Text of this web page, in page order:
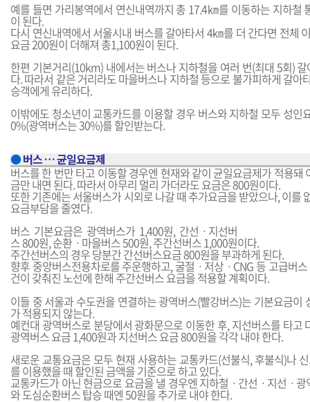
예를 들면 가리봉역에서 연신내역까지 총 17.4㎞를 이동하는 지하철
이 된다.
다시 연신내역에서 서울시내 버스를 갈아타서 4㎞를 더 간다면 전체
요금 200원이 더해져 총1,100원이 된다.
한편 기본거리(10km) 내에서는 버스나 지하철을 여러 번(최대 5회)
다. 따라서 같은 거리라도 마을버스나 지하철 등으로 불가피하게 갈아
승객에게 유리하다.
이밖에도 청소년이 교통카드를 이용할 경우 버스와 지하철 모두 성인
0%(광역버스는 30%)를 할인받는다.
●버스 … 균일요금제
버스를 한 번만 타고 이동할 경우엔 현재와 같이 균일요금제가 적용돼
금만 내면 된다. 따라서 아무리 멀리 가더라도 요금은 800원이다.
또한 기존에는 서울버스가 시외로 나갈 때 추가요금을 받았으나, 이를
요금부담을 줄였다.
버스 기본요금은 광역버스가 1,400원, 간선ㆍ지선버
스 800원, 순환ㆍ마을버스 500원, 주간선버스 1,000원이다.
주간선버스의 경우 당분간 간선버스요금 800원을 부과하게 된다.
향후 중앙버스전용차로를 주운행하고, 굴절ㆍ저상ㆍCNG 등 고급버
건이 갖춰진 노선에 한해 주간선버스 요금을 적용할 계획이다.
이들 중 서울과 수도권을 연결하는 광역버스(빨강버스)는 기본요금이
가 적용되지 않는다.
예컨대 광역버스로 분당에서 광화문으로 이동한 후, 지선버스를 타고
광역버스 요금 1,400원과 지선버스 요금 800원을 각각 내야 한다.
새로운 교통요금은 모두 현재 사용하는 교통카드(선불식, 후불식)나
를 이용했을 때 할인된 금액을 기준으로 하고 있다.
교통카드가 아닌 현금으로 요금을 낼 경우엔 지하철ㆍ간선ㆍ지선ㆍ
와 도심순환버스 탑승 때엔 50원을 추가로 내야 한다.